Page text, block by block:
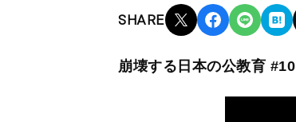
SHARE
崩壊する日本の公教育 #10